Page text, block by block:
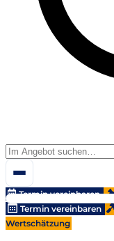
Termin vereinbaren
Termin vereinbaren
Wertschätzung